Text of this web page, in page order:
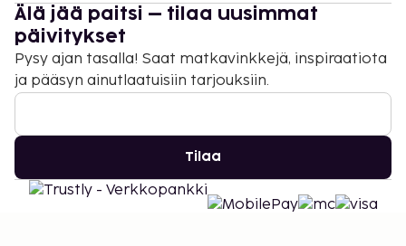
Älä jää paitsi – tilaa uusimmat
päivitykset
Pysy ajan tasalla! Saat matkavinkkejä, inspiraatiota
ja pääsyn ainutlaatuisiin tarjouksiin.
Tilaa